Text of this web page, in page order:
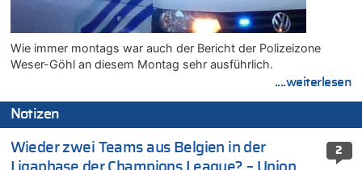
Wie immer montags war auch der Bericht der Polizeizone
Weser-Göhl an diesem Montag sehr ausführlich.
....weiterlesen
Notizen
2
Wieder zwei Teams aus Belgien in der